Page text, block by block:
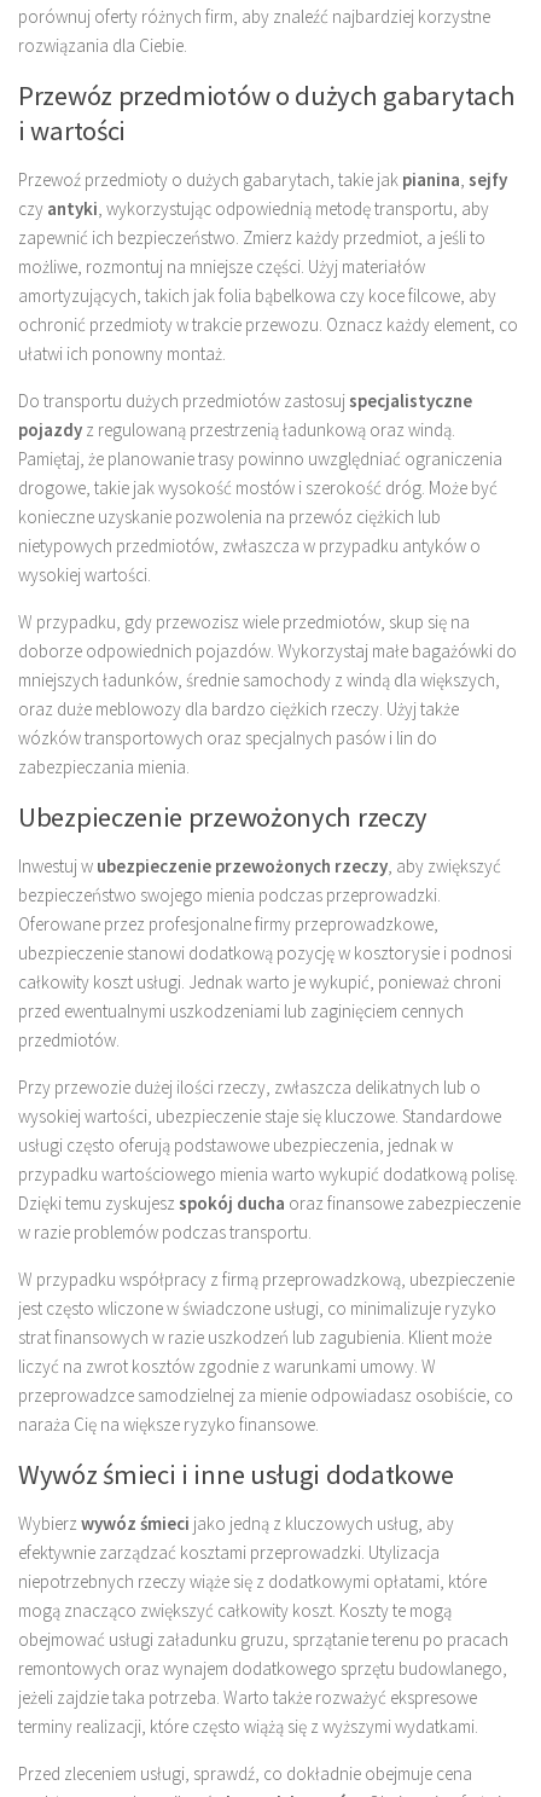
porównuj oferty różnych firm, aby znaleźć najbardziej korzystne
rozwiązania dla Ciebie.
Przewóz przedmiotów o dużych gabarytach
i wartości
Przewoź przedmioty o dużych gabarytach, takie jak pianina, sejfy
czy antyki, wykorzystując odpowiednią metodę transportu, aby
zapewnić ich bezpieczeństwo. Zmierz każdy przedmiot, a jeśli to
możliwe, rozmontuj na mniejsze części. Użyj materiałów
amortyzujących, takich jak folia bąbelkowa czy koce filcowe, aby
ochronić przedmioty w trakcie przewozu. Oznacz każdy element, co
ułatwi ich ponowny montaż.
Do transportu dużych przedmiotów zastosujspecjalistyczne
pojazdy z regulowaną przestrzenią ładunkową oraz windą.
Pamiętaj, że planowanie trasy powinno uwzględniać ograniczenia
drogowe, takie jak wysokość mostów i szerokość dróg. Może być
konieczne uzyskanie pozwolenia na przewóz ciężkich lub
nietypowych przedmiotów, zwłaszcza w przypadku antyków o
wysokiej wartości.
W przypadku, gdy przewozisz wiele przedmiotów, skup się na
doborze odpowiednich pojazdów. Wykorzystaj małe bagażówki do
mniejszych ładunków, średnie samochody z windą dla większych,
oraz duże meblowozy dla bardzo ciężkich rzeczy. Użyj także
wózków transportowych oraz specjalnych pasów i lin do
zabezpieczania mienia.
Ubezpieczenie przewożonych rzeczy
Inwestuj w ubezpieczenie przewożonych rzeczy, aby zwiększyć
bezpieczeństwo swojego mienia podczas przeprowadzki.
Oferowane przez profesjonalne firmy przeprowadzkowe,
ubezpieczenie stanowi dodatkową pozycję w kosztorysie i podnosi
całkowity koszt usługi. Jednak warto je wykupić, ponieważ chroni
przed ewentualnymi uszkodzeniami lub zaginięciem cennych
przedmiotów.
Przy przewozie dużej ilości rzeczy, zwłaszcza delikatnych lub o
wysokiej wartości, ubezpieczenie staje się kluczowe. Standardowe
usługi często oferują podstawowe ubezpieczenia, jednak w
przypadku wartościowego mienia warto wykupić dodatkową polisę.
Dzięki temu zyskujesz spokój ducha oraz finansowe zabezpieczenie
w razie problemów podczas transportu.
W przypadku współpracy z firmą przeprowadzkową, ubezpieczenie
jest często wliczone w świadczone usługi, co minimalizuje ryzyko
strat finansowych w razie uszkodzeń lub zagubienia. Klient może
liczyć na zwrot kosztów zgodnie z warunkami umowy. W
przeprowadzce samodzielnej za mienie odpowiadasz osobiście, co
naraża Cię na większe ryzyko finansowe.
Wywóz śmieci i inne usługi dodatkowe
Wybierz wywóz śmieci jako jedną z kluczowych usług, aby
efektywnie zarządzać kosztami przeprowadzki. Utylizacja
niepotrzebnych rzeczy wiąże się z dodatkowymi opłatami, które
mogą znacząco zwiększyć całkowity koszt. Koszty te mogą
obejmować usługi załadunku gruzu, sprzątanie terenu po pracach
remontowych oraz wynajem dodatkowego sprzętu budowlanego,
jeżeli zajdzie taka potrzeba. Warto także rozważyć ekspresowe
terminy realizacji, które często wiążą się z wyższymi wydatkami.
Przed zleceniem usługi, sprawdź, co dokładnie obejmuje cena